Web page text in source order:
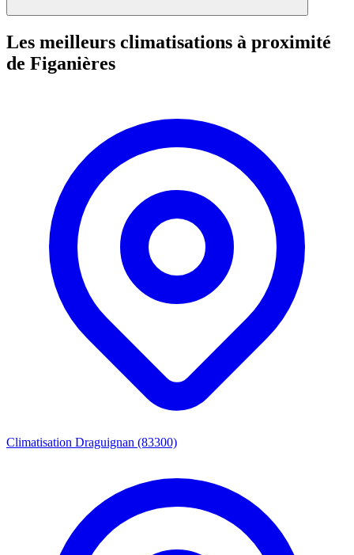
Les meilleurs climatisations à proximité
de Figanières
Climatisation Draguignan (83300)